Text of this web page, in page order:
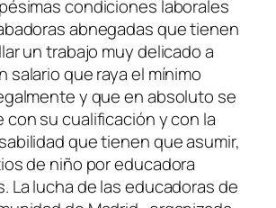
condiciones laborales
abnegadas que tienen
un trabajo muy delicado a
salario que raya el mínimo
y que en absoluto se
su cualificación y con la
que tienen que asumir,
de niño por educadora
La lucha de las educadoras de